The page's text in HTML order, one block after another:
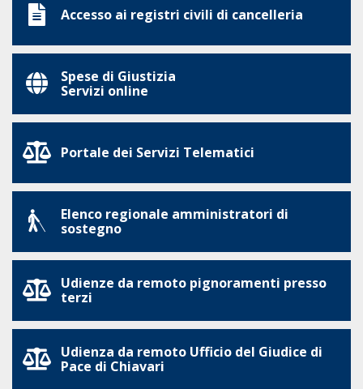
Accesso ai registri civili di cancelleria
Spese di Giustizia
Servizi online
Portale dei Servizi Telematici
Elenco regionale amministratori di
sostegno
Udienze da remoto pignoramenti presso
terzi
Udienza da remoto Ufficio del Giudice di
Pace di Chiavari